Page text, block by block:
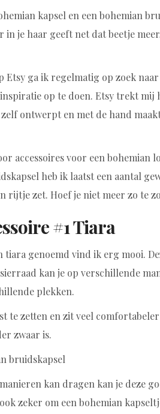
kapsel en een bohemian
in je haar geeft net dat beetje
Etsy ga ik regelmatig op zoek
op te doen. Etsy trekt mij
ontwerpt en met de hand
accessoires voor een bohemian
heb ik laatst een aantal
rijtje zet. Hoef je niet meer zo te
#1 Tiara
genoemd vind ik erg mooi.
kan je op verschillende
plekken.
te zetten en zit veel
zwaar is.
kan dragen kan je deze
zeker om een bohemian